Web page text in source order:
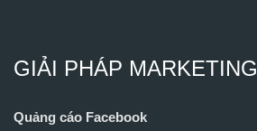
GIẢI PHÁP MARKETING
Quảng cáo Facebook